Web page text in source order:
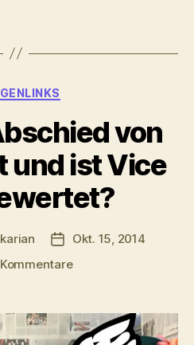
Kategorien
von
und ist Vice
Okt. 15, 2014
zu
von
Mediakraft